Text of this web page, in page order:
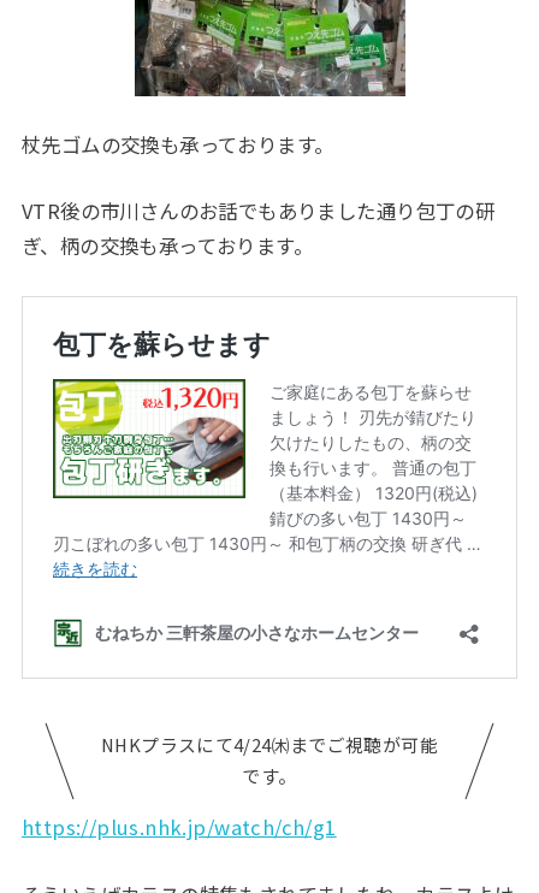
杖先ゴムの交換も承っております。
VTR後の市川さんのお話でもありました通り包丁の研
ぎ、柄の交換も承っております。
NHKプラスにて4/24㈭までご視聴が可能
です。
https://plus.nhk.jp/watch/ch/g1